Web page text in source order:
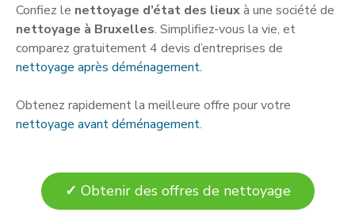
Confiez le nettoyage d’état des lieuxà une société de
nettoyage à Bruxelles. Simplifiez-vous la vie, et
comparez gratuitement 4 devis d’entreprises de
nettoyage après déménagement.
Obtenez rapidement la meilleure offre pour votre
nettoyage avant déménagement.
✓ Obtenir des offres de nettoyage